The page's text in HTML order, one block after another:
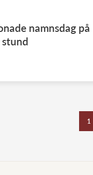
namnsdag på
1